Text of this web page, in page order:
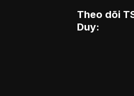
Theo dõi
Duy: